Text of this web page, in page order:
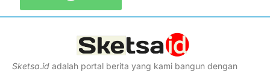
Sketsa.id adalah portal berita yang kami bangun dengan